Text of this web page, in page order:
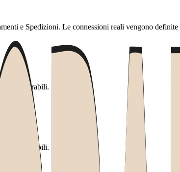
e Spedizioni. Le connessioni reali vengono
misurabili.
misurabili.